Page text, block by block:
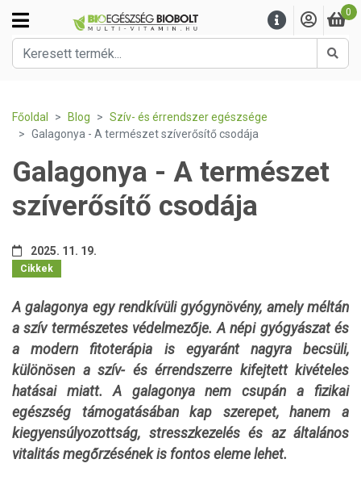
0
Főoldal Blog
Szív- és érrendszer egészsége
Galagonya - A természet szíverősítő csodája
Galagonya - A természet
szíverősítő csodája
2025. 11. 19.
Cikkek
A galagonya egy rendkívüli gyógynövény, amely méltán
a szív természetes védelmezője. A népi gyógyászat és
a modern fitoterápia is egyaránt nagyra becsüli,
különösen a szív- és érrendszerre kifejtett kivételes
hatásai miatt. A galagonya nem csupán a fizikai
egészség támogatásában kap szerepet, hanem a
kiegyensúlyozottság, stresszkezelés és az általános
vitalitás megőrzésének is fontos eleme lehet.